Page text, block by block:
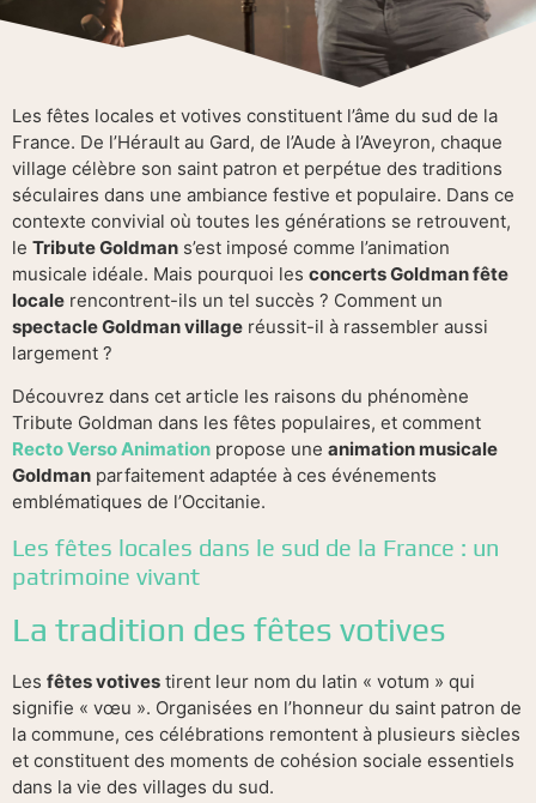
Les fêtes locales et votives constituent l’âme du sud de la
France. De l’Hérault au Gard, de l’Aude à l’Aveyron, chaque
village célèbre son saint patron et perpétue des traditions
séculaires dans une ambiance festive et populaire. Dans ce
contexte convivial où toutes les générations se retrouvent,
le Tribute Goldman s’est imposé comme l’animation
musicale idéale. Mais pourquoi les concerts Goldman fête
locale rencontrent-ils un tel succès ? Comment un
spectacle Goldman village réussit-il à rassembler aussi
largement ?
Découvrez dans cet article les raisons du phénomène
Tribute Goldman dans les fêtes populaires, et comment
Recto Verso Animation propose une animation musicale
Goldman parfaitement adaptée à ces événements
emblématiques de l’Occitanie.
Les fêtes locales dans le sud de la France : un
patrimoine vivant
La tradition des fêtes votives
Les fêtes votives tirent leur nom du latin « votum » qui
signifie « vœu ». Organisées en l’honneur du saint patron de
la commune, ces célébrations remontent à plusieurs siècles
et constituent des moments de cohésion sociale essentiels
dans la vie des villages du sud.